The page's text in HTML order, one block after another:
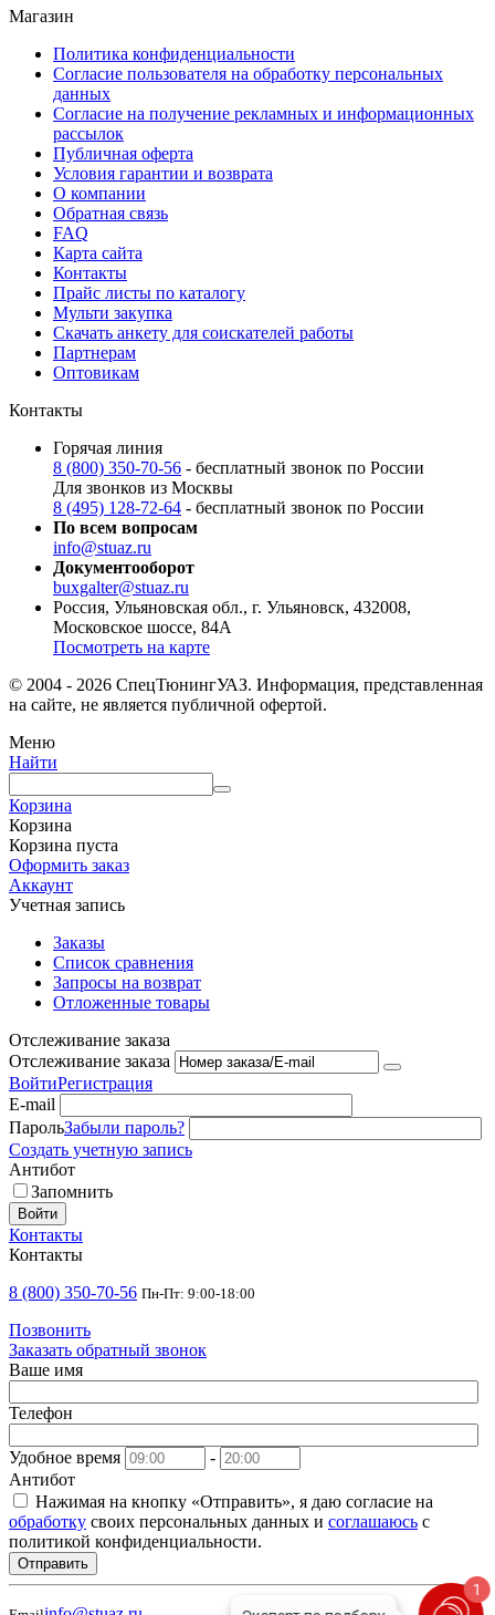
Магазин
Политика конфиденциальности
Согласие пользователя на обработку персональных
данных
Согласие на получение рекламных и информационных
рассылок
Публичная оферта
Условия гарантии и возврата
О компании
Обратная связь
FAQ
Карта сайта
Контакты
Прайс листы по каталогу
Мульти закупка
Скачать анкету для соискателей работы
Партнерам
Оптовикам
Контакты
Горячая линия
8 (800) 350-70-56 - бесплатный звонок по России
Для звонков из Москвы
8 (495) 128-72-64 - бесплатный звонок по России
По всем вопросам
info@stuaz.ru
Документооборот
buxgalter@stuaz.ru
Россия, Ульяновская обл., г. Ульяновск, 432008,
Московское шоссе, 84А
Посмотреть на карте
© 2004 - 2026 СпецТюнингУАЗ. Информация, представленная
на сайте, не является публичной офертой.
Меню
Найти
Корзина
Корзина
Корзина пуста
Оформить заказ
Аккаунт
Учетная запись
Заказы
Список сравнения
Запросы на возврат
Отложенные товары
Отслеживание заказа
Отслеживание заказа
ВойтиРегистрация
E-mail
ПарольЗабыли пароль?
Создать учетную запись
Антибот
Запомнить
Войти
Контакты
Контакты
8 (800) 350-70-56 Пн-Пт: 9:00-18:00
Позвонить
Заказать обратный звонок
Ваше имя
Телефон
Удобное время
-
Антибот
Нажимая на кнопку «Отправить», я даю согласие на
обработку своих персональных данных и соглашаюсь с
политикой конфиденциальности.
Отправить
1